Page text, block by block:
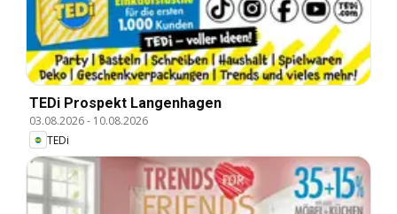
TEDi Prospekt Langenhagen
03.08.2026- 10.08.2026
TEDi